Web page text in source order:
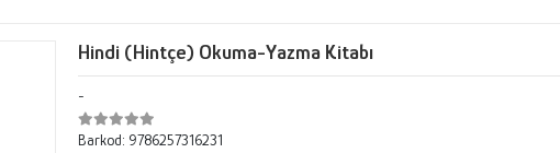
Hindi (Hintçe) Okuma-Yazma Kitabı
-
Barkod: 9786257316231